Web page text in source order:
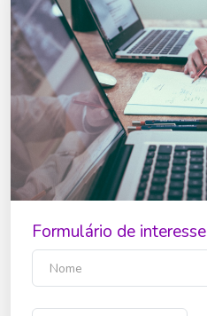
Formulário de interesse